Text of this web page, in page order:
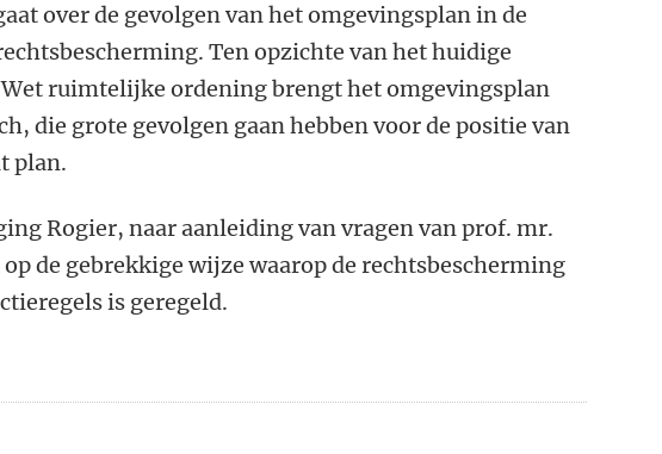
over de gevolgen van het omgevingsplan in de
Ten opzichte van het huidige
ruimtelijke ordening brengt het omgevingsplan
die grote gevolgen gaan hebben voor de positie van
plan.
Rogier, naar aanleiding van vragen van prof. mr.
op de gebrekkige wijze waarop de rechtsbescherming
is geregeld.
Mastodon